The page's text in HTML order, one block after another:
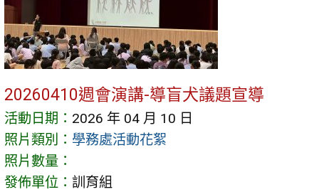
20260410週會演講-導盲犬議題宣導
活動日期： 2026 年 04 月 10 日
照片類別： 學務處活動花絮
照片數量：
發佈單位： 訓育組